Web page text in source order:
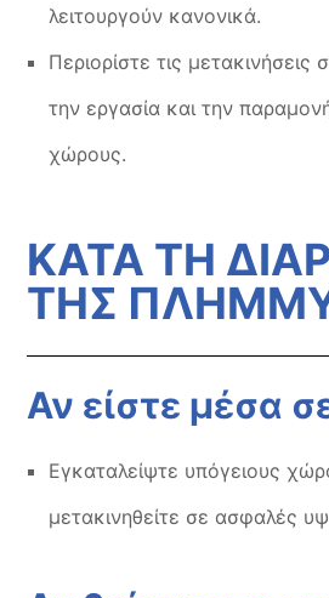
λειτουργούν κανονικά.
Περιορίστε τις
την εργασία και την
χώρους.
ΚΑΤΑ ΤΗ
ΤΗΣ
Αν είστε μέσα
Εγκαταλείψτε υπόγειους
μετακινηθείτε σε ασφαλές